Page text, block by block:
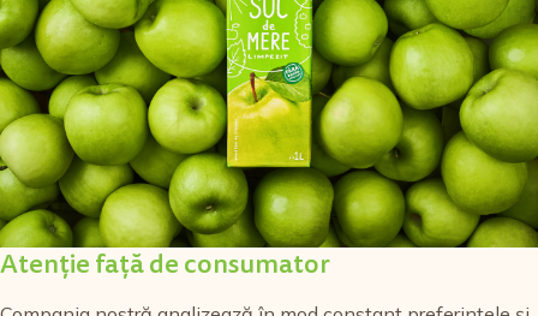
Atenție față de consumator